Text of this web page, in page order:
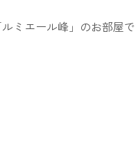
ミエール峰」のお部屋で